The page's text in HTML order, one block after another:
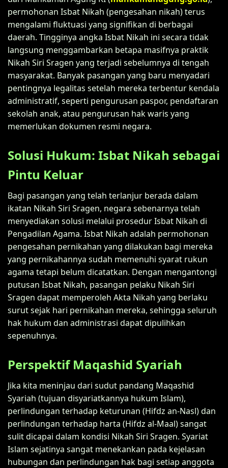
permohonan Isbat Nikah (pengesahan nikah) terus
mengalami fluktuasi yang signifikan di berbagai
daerah. Tingginya angka Isbat Nikah ini secara tidak
langsung menggambarkan betapa masifnya praktik
Nikah Siri Sragen yang terjadi sebelumnya di tengah
masyarakat. Banyak pasangan yang baru menyadari
pentingnya legalitas setelah mereka terbentur kendala
administratif, seperti pengurusan paspor, pendaftaran
sekolah anak, atau pengurusan hak waris yang
memerlukan dokumen resmi negara.
Solusi Hukum: Isbat Nikah sebagai
Pintu Keluar
Bagi pasangan yang telah terlanjur berada dalam
ikatan Nikah Siri Sragen, negara sebenarnya telah
menyediakan solusi melalui prosedur Isbat Nikah di
Pengadilan Agama. Isbat Nikah adalah permohonan
pengesahan pernikahan yang dilakukan bagi mereka
yang pernikahannya sudah memenuhi syarat rukun
agama tetapi belum dicatatkan. Dengan mengantongi
putusan Isbat Nikah, pasangan pelaku Nikah Siri
Sragen dapat memperoleh Akta Nikah yang berlaku
surut sejak hari pernikahan mereka, sehingga seluruh
hak hukum dan administrasi dapat dipulihkan
sepenuhnya.
Perspektif Maqashid Syariah
Jika kita meninjau dari sudut pandang Maqashid
Syariah (tujuan disyariatkannya hukum Islam),
perlindungan terhadap keturunan (Hifdz an-Nasl) dan
perlindungan terhadap harta (Hifdz al-Maal) sangat
sulit dicapai dalam kondisi Nikah Siri Sragen. Syariat
Islam sejatinya sangat menekankan pada kejelasan
hubungan dan perlindungan hak bagi setiap anggota